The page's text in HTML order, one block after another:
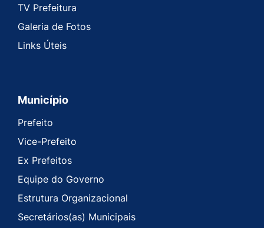
TV Prefeitura
Galeria de Fotos
Links Úteis
Município
Prefeito
Vice-Prefeito
Ex Prefeitos
Equipe do Governo
Estrutura Organizacional
Secretários(as) Municipais